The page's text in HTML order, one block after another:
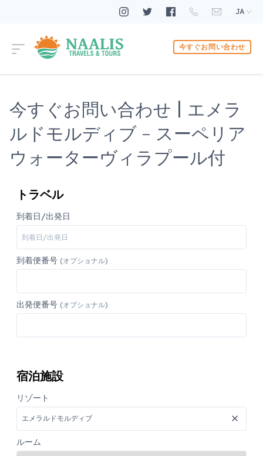
JA
今すぐお問い合わせ
今すぐお問い合わせ | エメラ
ルドモルディブ - スーペリア
ウォーターヴィラプール付
トラベル
到着日/出発日
到着便番号 (オプショナル)
出発便番号 (オプショナル)
宿泊施設
リゾート
ルーム